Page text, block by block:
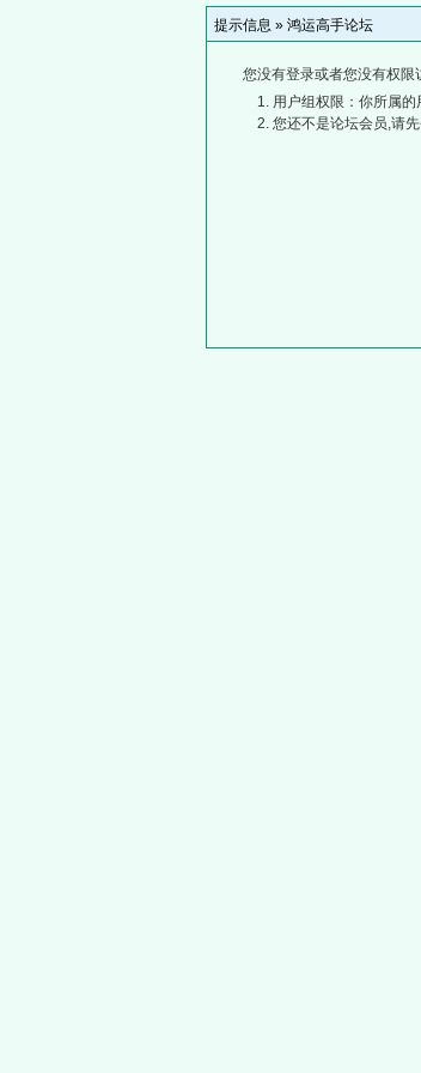
提示信息 » 鸿运高手论坛
您没有登录或者您没有权
用户组权限：你所属
您还不是论坛会员,请